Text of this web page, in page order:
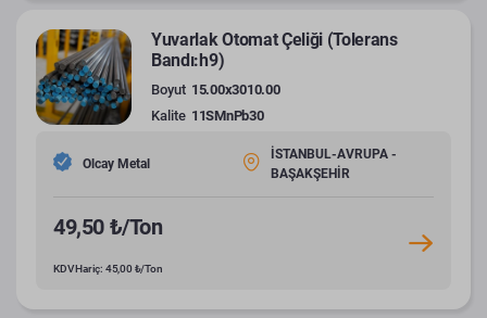
Yuvarlak Otomat Çeliği (Tolerans
Bandı:h9)
Boyut 15.00x3010.00
Kalite 11SMnPb30
Olcay Metal
İSTANBUL-AVRUPA -
BAŞAKŞEHİR
49,50 ₺/Ton
KDV Hariç: 45,00 ₺/Ton